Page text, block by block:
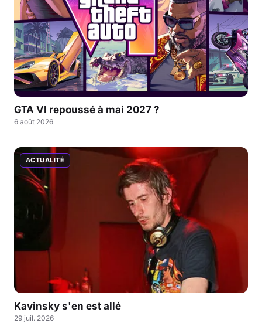
GTA VI repoussé à mai 2027 ?
6 août 2026
ACTUALITÉ
Kavinsky s'en est allé
29 juil. 2026